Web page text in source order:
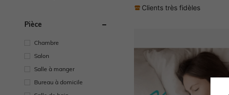
Pièce
Chambre
Salon
Salle à manger
Bureau à domicile
Clients très fidèles